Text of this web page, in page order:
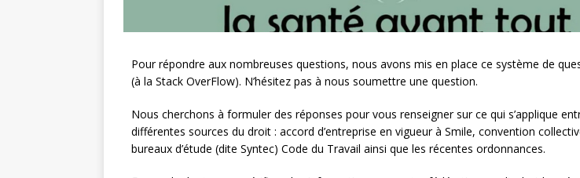
Pour répondre aux nombreuses questions, nous avons mis en place ce système de
(à la Stack OverFlow). N’hésitez pas à nous soumettre une question.
Nous cherchons à formuler des réponses pour vous renseigner sur ce qui s’applique
différentes sources du droit : accord d’entreprise en vigueur à Smile, convention
bureaux d’étude (dite Syntec) Code du Travail ainsi que les récentes ordonnances.